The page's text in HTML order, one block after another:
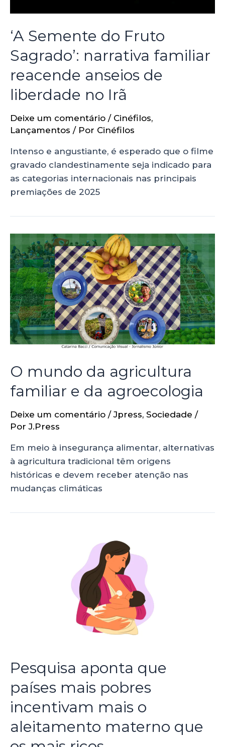
‘A Semente do Fruto
Sagrado’: narrativa familiar
reacende anseios de
liberdade no Irã
Deixe um comentário / Cinéfilos,
Lançamentos / Por Cinéfilos
Intenso e angustiante, é esperado que o filme
gravado clandestinamente seja indicado para
as categorias internacionais nas principais
premiações de 2025
O mundo da agricultura
familiar e da agroecologia
Deixe um comentário /Jpress, Sociedade /
PorJ.Press
Em meio à insegurança alimentar, alternativas
à agricultura tradicional têm origens
históricas e devem receber atenção nas
mudanças climáticas
Pesquisa aponta que
países mais pobres
incentivam mais o
aleitamento materno que